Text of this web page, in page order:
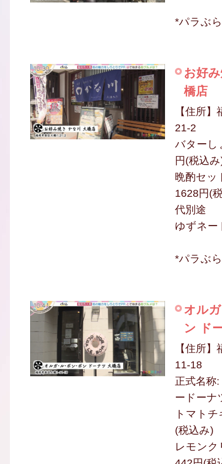
*パラぶ
お好
橋店
【住所
21-2
バターし
円(税込
晩酌セッ
1628円(
代別途
ゆずネー
*パラぶ
オル
ン ド
【住所
11-18
正式名称
ードーナ
トマト
(税込み)
レモンク